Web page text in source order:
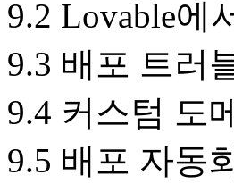
9.2 Lovable에
9.3 배포 트러
9.4 커스텀 도
9.5 배포 자동